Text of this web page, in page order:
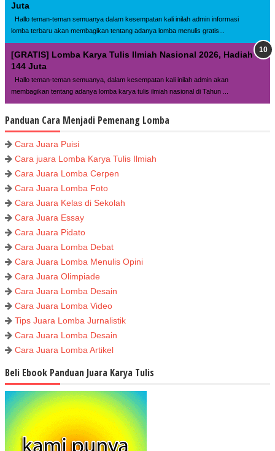
Juta
Hallo teman-teman semuanya dalam kesempatan kali inilah admin informasi
lomba terbaru akan membagikan tentang adanya lomba menulis gratis...
[GRATIS] Lomba Karya Tulis Ilmiah Nasional 2026, Hadiah
144 Juta
Hallo teman-teman semuanya, dalam kesempatan kali inilah admin akan
membagikan tentang adanya lomba karya tulis ilmiah nasional di Tahun ...
Panduan Cara Menjadi Pemenang Lomba
Cara Juara Puisi
Cara juara Lomba Karya Tulis Ilmiah
Cara Juara Lomba Cerpen
Cara Juara Lomba Foto
Cara Juara Kelas di Sekolah
Cara Juara Essay
Cara Juara Pidato
Cara Juara Lomba Debat
Cara Juara Lomba Menulis Opini
Cara Juara Olimpiade
Cara Juara Lomba Desain
Cara Juara Lomba Video
Tips Juara Lomba Jurnalistik
Cara Juara Lomba Desain
Cara Juara Lomba Artikel
Beli Ebook Panduan Juara Karya Tulis